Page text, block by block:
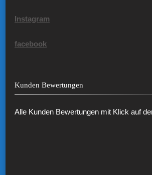
Instagram
facebook
Kunden Bewertungen
Alle Kunden Bewertungen mit Klick auf